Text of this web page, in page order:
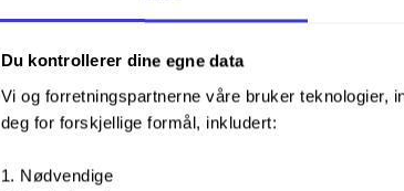
Du kontrollerer dine egne data
Vi og forretningspartnerne våre bruker teknologier,
deg for forskjellige formål, inkludert:
Nødvendige